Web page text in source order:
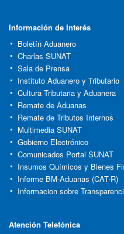
Información de Interés
Boletín Aduanero
Charlas SUNAT
Sala de Prensa
Instituto Aduanero y Tributario
Cultura Tributaria y Aduanera
Remate de Aduanas
Remate de Tributos Internos
Multimedia SUNAT
Gobierno Electrónico
Comunicados Portal SUNAT
Insumos Químicos y Bienes
Informe BM-Aduanas (CAT-R)
Informacion sobre
Atención Telefónica